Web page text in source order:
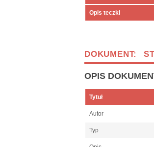
Opis teczki
DOKUMENT:
OPIS
Tytuł
Autor
Typ